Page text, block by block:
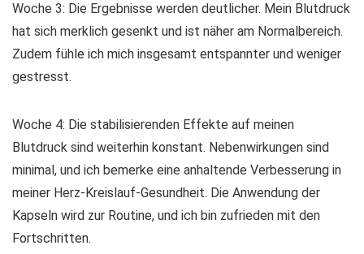
Woche 3: Die Ergebnisse werden deutlicher. Mein Blutdruck
hat sich merklich gesenkt und ist näher am Normalbereich.
Zudem fühle ich mich insgesamt entspannter und weniger
gestresst.
Woche 4: Die stabilisierenden Effekte auf meinen
Blutdruck sind weiterhin konstant. Nebenwirkungen sind
minimal, und ich bemerke eine anhaltende Verbesserung in
meiner Herz-Kreislauf-Gesundheit. Die Anwendung der
Kapseln wird zur Routine, und ich bin zufrieden mit den
Fortschritten.